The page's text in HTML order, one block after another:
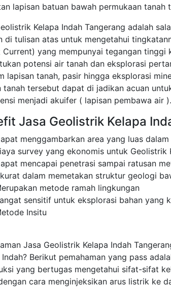
lapisan batuan bawah permukaan tanah
Kelapa Indah Tangerang adalah
di tulisan atas untuk mengetahui
Current) yang mempunyai tegangan tinggi
potensi air tanah dan eksplorasi
lapisan tanah, pasir hingga eksplorasi
tanah tersebut dapat di jadikan acuan
menjadi akuifer ( lapisan pembawa air ).
Jasa Geolistrik Kelapa
menggambarkan area yang luas
survey yang ekonomis untuk Geolistrik
mencapai penetrasi sampai ratusan
dalam memetakan struktur geologi
metode ramah lingkungan
sensitif untuk eksplorasi bahan yang
Insitu
Jasa Geolistrik Kelapa Indah
Indah? Berikut pemahaman yang pass
yang bertugas mengetahui sifat-sifat
cara menginjeksikan arus listrik ke